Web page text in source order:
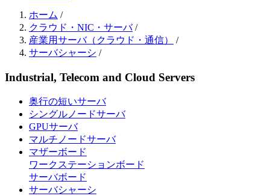
ホーム /
クラウド・NIC・サーバ/
産業用サーバ（クラウド・通信）
/
サーバシャーシ /
Industrial, Telecom and Cloud Servers
奥行の短いサーバ
シングルノードサーバ
GPUサーバ
マルチノードサーバ
マザーボード
ワークステーションボード
サーバボード
サーバシャーシ